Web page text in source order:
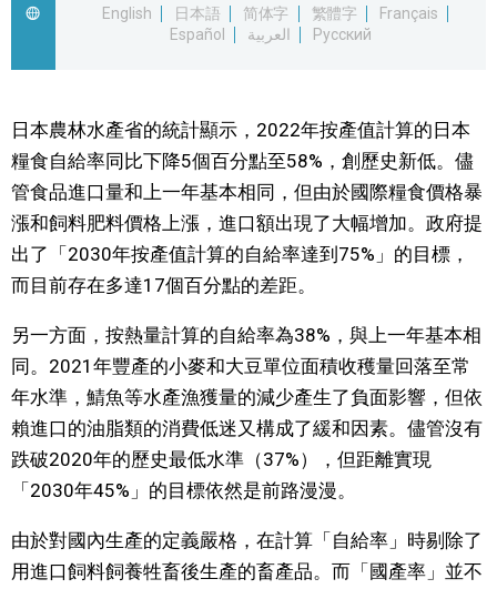
文化
科學技術
生活
運動
娛樂
教育
工作勞動
English
日本語 简体字 繁體字
Français
Español
العربية Русский
日本農林水產省的統計顯示，2022年按產值計算的日本
糧食自給率同比下降5個百分點至58%，創歷史新低。儘
管食品進口量和上一年基本相同，但由於國際糧食價格暴
漲和飼料肥料價格上漲，進口額出現了大幅增加。政府提
出了「2030年按產值計算的自給率達到75%」的目標，
而目前存在多達17個百分點的差距。
另一方面，按熱量計算的自給率為38%，與上一年基本相
同。2021年豐產的小麥和大豆單位面積收穫量回落至常
年水準，鯖魚等水產漁獲量的減少產生了負面影響，但依
賴進口的油脂類的消費低迷又構成了緩和因素。儘管沒有
跌破2020年的歷史最低水準（37%），但距離實現
「2030年45%」的目標依然是前路漫漫。
由於對國內生產的定義嚴格，在計算「自給率」時剔除了
用進口飼料飼養牲畜後生產的畜產品。而「國產率」並不